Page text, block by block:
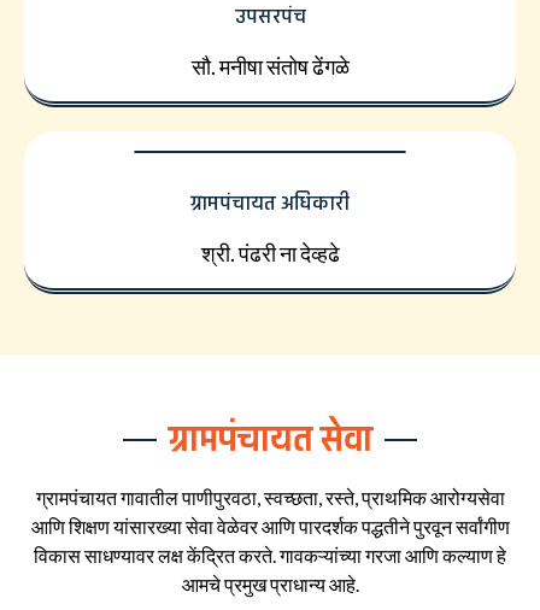
उपसरपंच
सौ. मनीषा संतोष ढेंगळे
ग्रामपंचायत अधिकारी
श्री. पंढरी ना देव्हढे
ग्रामपंचायत सेवा
ग्रामपंचायत गावातील पाणीपुरवठा, स्वच्छता, रस्ते, प्राथमिक आरोग्यसेवा
आणि शिक्षण यांसारख्या सेवा वेळेवर आणि पारदर्शक पद्धतीने पुरवून सर्वांगीण
विकास साधण्यावर लक्ष केंद्रित करते. गावकऱ्यांच्या गरजा आणि कल्याण हे
आमचे प्रमुख प्राधान्य आहे.